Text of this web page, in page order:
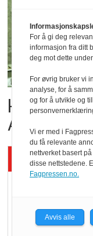
Her er
Årets
Siste artikler
For å gi deg
informasjon fra ditt
deg mot dette
For øvrig bruker vi
analyse, for å
og for å utvikle og
Vi er med i
du få relevante
nettverket basert
disse nettstedene.
Fagpressen.no.
Avvis alle